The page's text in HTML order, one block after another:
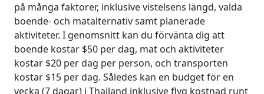
på många faktorer, inklusive vistelsens längd, valda
boende- och matalternativ samt planerade
aktiviteter. I genomsnitt kan du förvänta dig att
boende kostar $50 per dag, mat och aktiviteter
kostar $20 per dag per person, och transporten
kostar $15 per dag. Således kan en budget för en
vecka (7 dagar) i Thailand inklusive flyg kostnad runt